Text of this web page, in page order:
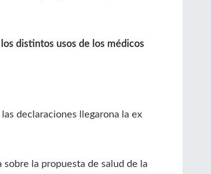
distintos usos de los médicos
declaraciones llegarona la ex
la propuesta de salud de la